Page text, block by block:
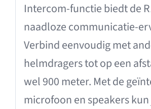
Intercom-functie biedt de
naadloze communicatie-
Verbind eenvoudig met
helmdragers tot op een
wel 900 meter. Met de
microfoon en speakers kun